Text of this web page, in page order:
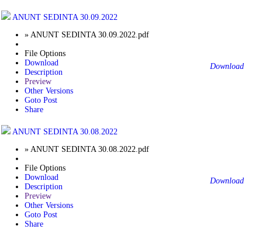
ANUNT SEDINTA 30.09.2022
» ANUNT SEDINTA 30.09.2022.pdf
File Options
Download
Description
Preview
Other Versions
Goto Post
Share
Download
ANUNT SEDINTA 30.08.2022
» ANUNT SEDINTA 30.08.2022.pdf
File Options
Download
Description
Preview
Other Versions
Goto Post
Share
Download